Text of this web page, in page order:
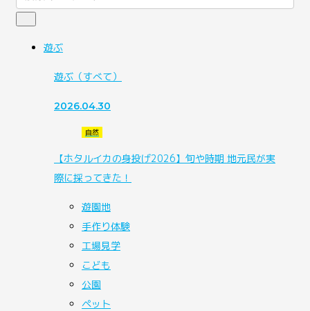
遊ぶ
遊ぶ （すべて）
2026.04.30
自然
【ホタルイカの身投げ2026】旬や時期 地元民が実
際に採ってきた！
遊園地
手作り体験
工場見学
こども
公園
ペット